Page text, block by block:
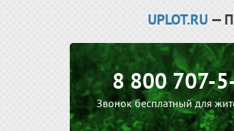
UPLOT.RU —
8 800 707-
Звонок бесплатный для